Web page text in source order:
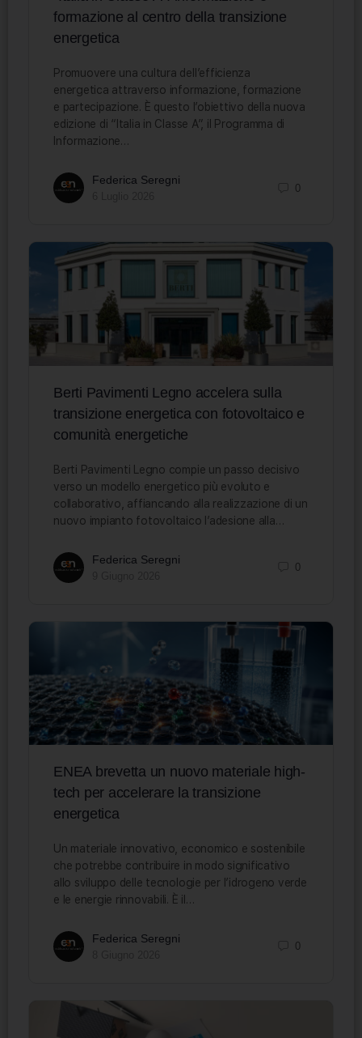
formazione al centro della transizione
energetica
Promuovere una cultura dell’efficienza
energetica attraverso informazione, formazione
e partecipazione. È questo l’obiettivo della nuova
edizione di “Italia in Classe A”, il Programma di
Informazione…
Federica Seregni
0
Berti Pavimenti Legno accelera sulla
transizione energetica con fotovoltaico e
comunità energetiche
Berti Pavimenti Legno compie un passo decisivo
verso un modello energetico più evoluto e
collaborativo, affiancando alla realizzazione di un
nuovo impianto fotovoltaico l’adesione alla…
Federica Seregni
0
ENEA brevetta un nuovo materiale high-
tech per accelerare la transizione
energetica
Un materiale innovativo, economico e sostenibile
che potrebbe contribuire in modo significativo
allo sviluppo delle tecnologie per l’idrogeno verde
e le energie rinnovabili. È il…
Federica Seregni
0